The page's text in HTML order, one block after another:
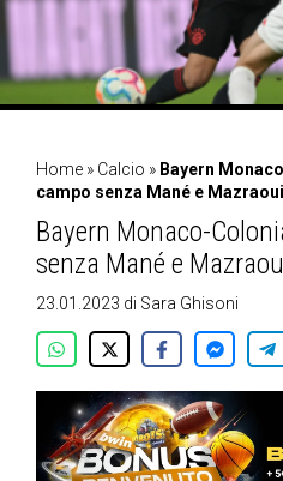
Home » Calcio » Bayern
campo senza Mané e Mazraoui
Bayern Monaco-
senza Mané e
23.01.2023 di Sara Ghisoni